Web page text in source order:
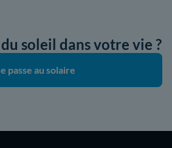
soleil dans votre vie ?
passe au solaire